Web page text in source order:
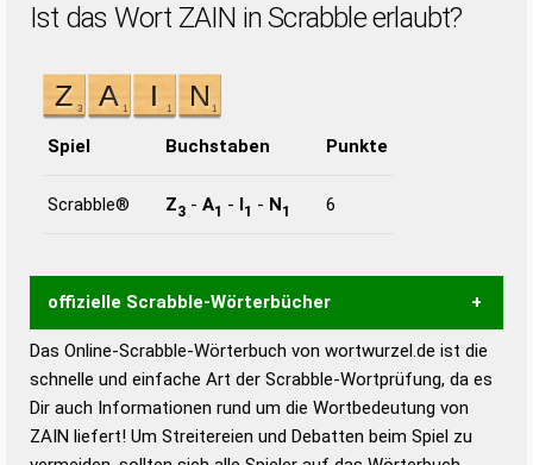
Ist das Wort ZAIN in Scrabble erlaubt?
Spiel Buchstaben Punkte
Scrabble® Z3 - A1 - I1 - N1 6
offizielle Scrabble-Wörterbücher
Wortwurzel liefert mit Hilfe eines semantischen
Wortanalyse-Algorithmus gute Anhaltspunkte zu
Wortbedeutung, Worttrennung und Wortform, um die
Gültigkeit eines Wortes für das Scrabble-Spiel zu
Das Online-Scrabble-Wörterbuch von wortwurzel.de ist die
schnelle und einfache Art der Scrabble-Wortprüfung, da es
Dir auch Informationen rund um die Wortbedeutung von
ZAIN liefert! Um Streitereien und Debatten beim Spiel zu